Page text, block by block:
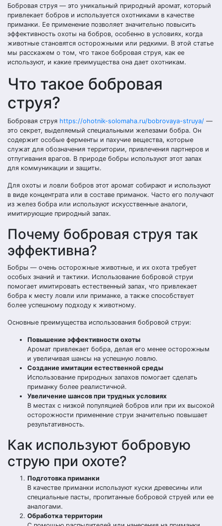
Бобровая струя — это уникальный природный аромат, который
привлекает бобров и используется охотниками в качестве
приманки. Ее применение позволяет значительно повысить
эффективность охоты на бобров, особенно в условиях, когда
животные становятся осторожными или редкими. В этой статье
мы расскажем о том, что такое бобровая струя, как ее
используют, и какие преимущества она дает охотникам.
Что такое бобровая
струя?
Бобровая струя https://ohotnik-solomaha.ru/bobrovaya-struya/ —
это секрет, выделяемый специальными железами бобра. Он
содержит особые ферменты и пахучие вещества, которые
служат для обозначения территории, привлечения партнеров и
отпугивания врагов. В природе бобры используют этот запах
для коммуникации и защиты.
Для охоты и ловли бобров этот аромат собирают и используют
в виде концентрата или в составе приманок. Часто его получают
из желез бобра или используют искусственные аналоги,
имитирующие природный запах.
Почему бобровая струя так
эффективна?
Бобры — очень осторожные животные, и их охота требует
особых знаний и тактики. Использование бобровой струи
помогает имитировать естественный запах, что привлекает
бобра к месту ловли или приманке, а также способствует
более успешному подходу к животному.
Основные преимущества использования бобровой струи:
Повышение эффективности охоты
Аромат привлекает бобра, делая его менее осторожным
и увеличивая шансы на успешную ловлю.
Создание имитации естественной среды
Использование природных запахов помогает сделать
приманку более реалистичной.
Увеличение шансов при трудных условиях
В местах с низкой популяцией бобров или при их высокой
осторожности применение струи значительно повышает
результативность.
Как используют бобровую
струю при охоте?
Подготовка приманки
В качестве приманки используют куски древесины или
специальные пасты, пропитанные бобровой струей или ее
аналогами.
Обработка территории